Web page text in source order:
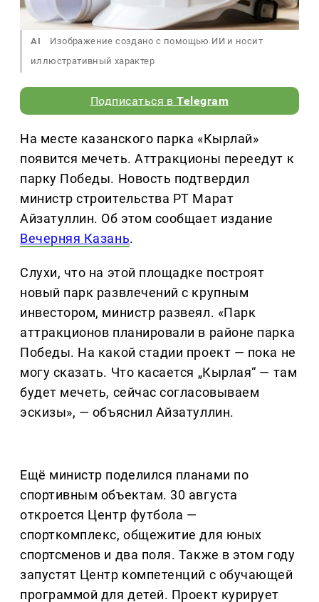
AI
Изображение создано с помощью ИИ и носит
иллюстративный характер
Подписаться вTelegram
На месте казанского парка «Кырлай»
появится мечеть. Аттракционы переедут к
парку Победы. Новость подтвердил
министр строительства РТ Марат
Айзатуллин. Об этом сообщает издание
Вечерняя Казань.
Слухи, что на этой площадке построят
новый парк развлечений с крупным
инвестором, министр развеял. «Парк
аттракционов планировали в районе парка
Победы. На какой стадии проект — пока не
могу сказать. Что касается „Кырлая“ — там
будет мечеть, сейчас согласовываем
эскизы», — объяснил Айзатуллин.
Ещё министр поделился планами по
спортивным объектам. 30 августа
откроется Центр футбола —
спорткомплекс, общежитие для юных
спортсменов и два поля. Также в этом году
запустят Центр компетенций с обучающей
программой для детей. Проект курирует